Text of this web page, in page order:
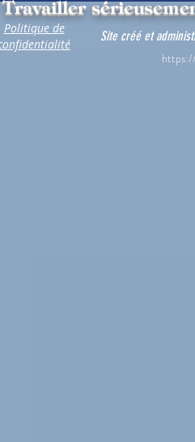
Travailler
Politique de
Site créé et